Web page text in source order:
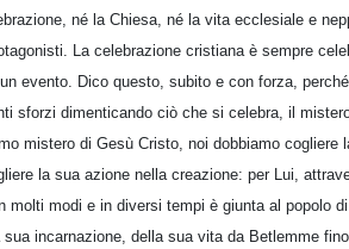
né la Chiesa, né la vita ecclesiale e
La celebrazione cristiana è sempre
evento. Dico questo, subito e con forza,
sforzi dimenticando ciò che si celebra, il
mistero di Gesù Cristo, noi dobbiamo cogliere
la sua azione nella creazione: per Lui,
molti modi e in diversi tempi è giunta al popolo
incarnazione, della sua vita da Betlemme